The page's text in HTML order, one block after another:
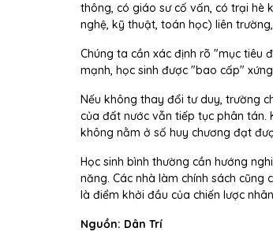
thông, có giáo sư cố vấn, có trại hè
nghệ, kỹ thuật, toán học) liên
Chúng ta cần xác định rõ "mục tiêu
mạnh, học sinh được "bao cấp"
Nếu không thay đổi tư duy, trường
của đất nước vẫn tiếp tục phân
không nằm ở số huy chương đạt
Học sinh bình thường cần hướng
năng. Các nhà làm chính sách
là điểm khởi đầu của chiến lược
Nguồn: Dân Trí